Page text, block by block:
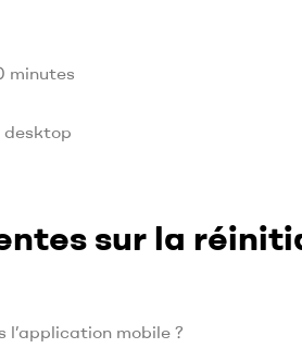
minutes
desktop
sur la
l’application mobile ?